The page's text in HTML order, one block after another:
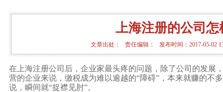
上海注册的公司怎
文章出处： 责任编辑： 发布时间：2017-05-02
在上海注册公司后，企业家最头疼的问题，除了公司的发展
营的企业来说，缴税成为难以逾越的“障碍”，本来就赚的不
说，瞬间就“捉襟见肘”。